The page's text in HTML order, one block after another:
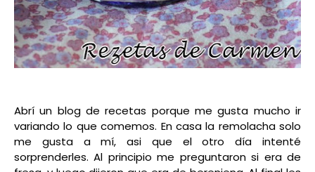
Abrí un blog de recetas porque me gusta mucho ir
variando lo que comemos. En casa la remolacha solo
me gusta a mí, asi que el otro día intenté
sorprenderles. Al principio me preguntaron si era de